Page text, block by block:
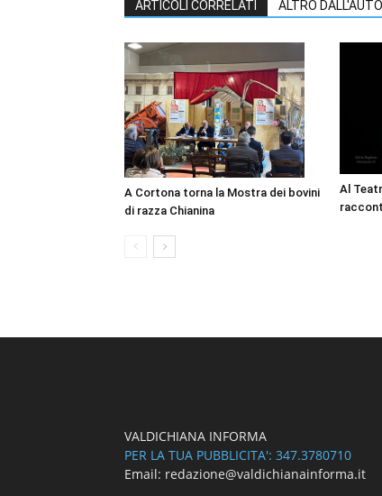
ARTICOLI CORRELATI ALTRO
A Cortona torna la Mostra dei bovini
di razza Chianina
Al
VALDICHIANA INFORMA
PER LA TUA PUBBLICITA': 347.3780710
Email: redazione@valdichianainforma.it